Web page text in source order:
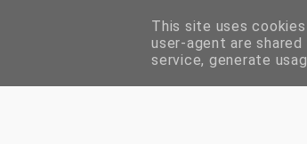
This site uses
user-agent are
service, generate